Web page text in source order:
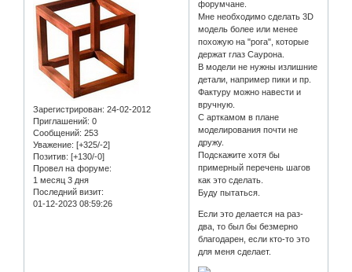
Зарегистрирован: 24-02-2012
Приглашений: 0
Сообщений: 253
Уважение: [+325/-2]
Позитив: [+130/-0]
Провел на форуме:
1 месяц 3 дня
Последний визит:
01-12-2023 08:59:26
форумчане.
Мне необходимо сделать 3D
модель более или менее
похожую на "рога", которые
держат глаз Саурона.
В модели не нужны излишние
детали, например пики и пр.
Фактуру можно навести и
вручную.
С арткамом в плане
моделирования почти не
дружу.
Подскажите хотя бы
примерный перечень шагов
как это сделать.
Буду пытаться.
Если это делается на раз-
два, то был бы безмерно
благодарен, если кто-то это
для меня сделает.